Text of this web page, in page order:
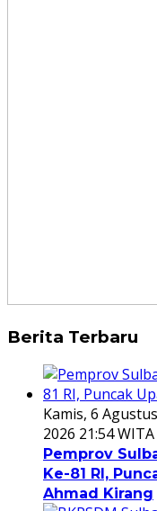
Berita Terbaru
Kamis, 6
2026 21:54 WITA
Pemprov
Ke-81 RI,
Ahmad Kirang